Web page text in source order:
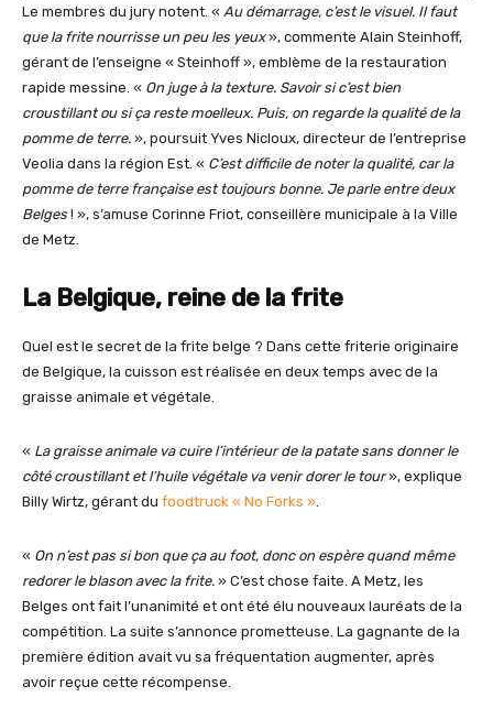
Le membres du jury notent. « Au démarrage, c’est le visuel. Il faut
que la frite nourrisse un peu les yeux», commente Alain Steinhoff,
gérant de l’enseigne « Steinhoff », emblème de la restauration
rapide messine. « On juge à la texture. Savoir si c’est bien
croustillant ou si ça reste moelleux. Puis, on regarde la qualité de la
pomme de terre. », poursuit Yves Nicloux, directeur de l’entreprise
Veolia dans la région Est. « C’est difficile de noter la qualité, car la
pomme de terre française est toujours bonne. Je parle entre deux
Belges ! », s’amuse Corinne Friot, conseillère municipale à la Ville
de Metz.
La Belgique, reine de la frite
Quel est le secret de la frite belge ? Dans cette friterie originaire
de Belgique, la cuisson est réalisée en deux temps avec de la
graisse animale et végétale.
« La graisse animale va cuire l’intérieur de la patate sans donner le
côté croustillant et l’huile végétale va venir dorer le tour», explique
Billy Wirtz, gérant du foodtruck « No Forks »
« On n’est pas si bon que ça au foot, donc on espère quand même
redorer le blason avec la frite. » C’est chose faite. A Metz, les
Belges ont fait l’unanimité et ont été élu nouveaux lauréats de la
compétition. La suite s’annonce prometteuse. La gagnante de la
première édition avait vu sa fréquentation augmenter, après
avoir reçue cette récompense.